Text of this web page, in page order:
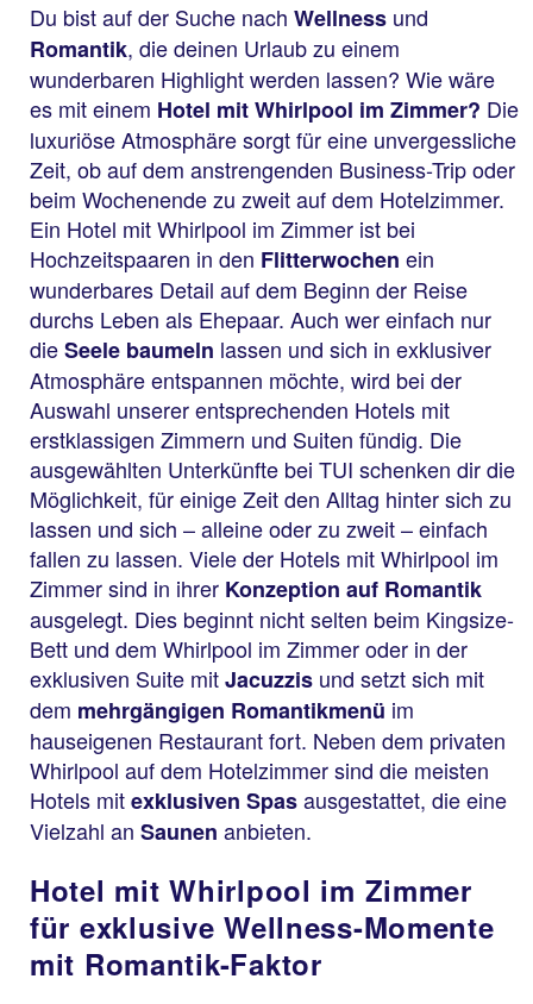
Du bist auf der Suche nach Wellness und
Romantik, die deinen Urlaub zu einem
wunderbaren Highlight werden lassen? Wie wäre
es mit einem Hotel mit Whirlpool im Zimmer? Die
luxuriöse Atmosphäre sorgt für eine unvergessliche
Zeit, ob auf dem anstrengenden Business-Trip oder
beim Wochenende zu zweit auf dem Hotelzimmer.
Ein Hotel mit Whirlpool im Zimmer ist bei
Hochzeitspaaren in den Flitterwochen ein
wunderbares Detail auf dem Beginn der Reise
durchs Leben als Ehepaar. Auch wer einfach nur
dieSeele baumeln lassen und sich in exklusiver
Atmosphäre entspannen möchte, wird bei der
Auswahl unserer entsprechenden Hotels mit
erstklassigen Zimmern und Suiten fündig. Die
ausgewählten Unterkünfte bei TUI schenken dir die
Möglichkeit, für einige Zeit den Alltag hinter sich zu
lassen und sich – alleine oder zu zweit – einfach
fallen zu lassen. Viele der Hotels mit Whirlpool im
Zimmer sind in ihrer Konzeption auf Romantik
ausgelegt. Dies beginnt nicht selten beim Kingsize-
Bett und dem Whirlpool im Zimmer oder in der
exklusiven Suite mitJacuzzis und setzt sich mit
dem mehrgängigen Romantikmenü im
hauseigenen Restaurant fort. Neben dem privaten
Whirlpool auf dem Hotelzimmer sind die meisten
Hotels mitexklusiven Spasausgestattet, die eine
Vielzahl an Saunen anbieten.
Hotel mit Whirlpool im Zimmer
für exklusive Wellness-Momente
mit Romantik-Faktor